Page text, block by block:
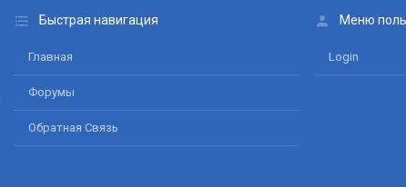
Быстрая навигация
Главная
Форумы
Обратная Связь
Меню
Login